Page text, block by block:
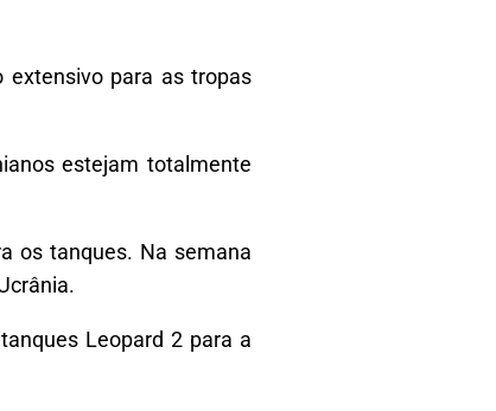
extensivo para as tropas
estejam totalmente
os tanques. Na semana
Leopard 2 para a